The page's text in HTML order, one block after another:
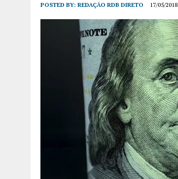
POSTED BY: REDAÇÃO RDB DIRETO 17/05/2018